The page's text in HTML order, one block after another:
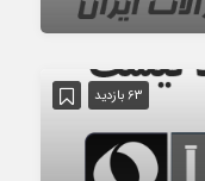
63 بازدید